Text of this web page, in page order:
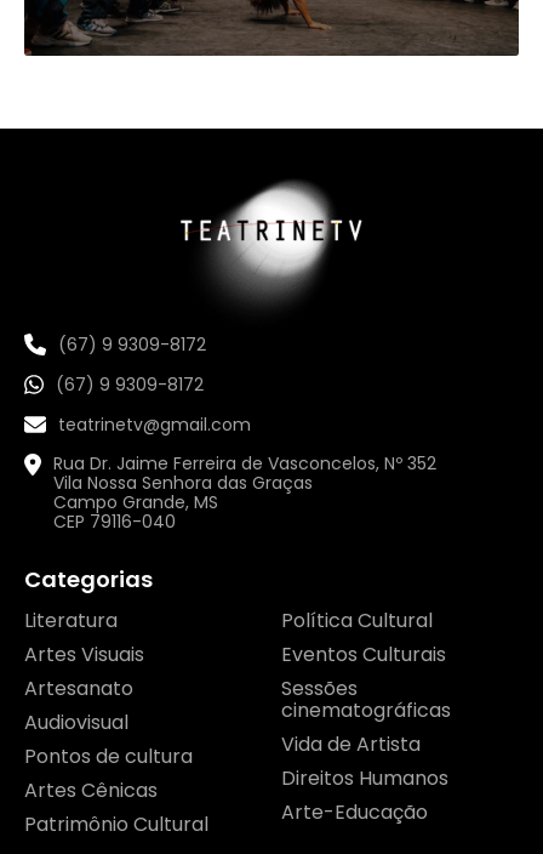
(67) 9 9309-8172
(67) 9 9309-8172
teatrinetv@gmail.com
Rua Dr. Jaime Ferreira de Vasconcelos, Nº 352
Vila Nossa Senhora das Graças
Campo Grande, MS
CEP 79116-040
Categorias
Literatura
Artes Visuais
Artesanato
Audiovisual
Pontos de cultura
Artes Cênicas
Patrimônio Cultural
Política Cultural
Eventos Culturais
Sessões
cinematográficas
Vida de Artista
Direitos Humanos
Arte-Educação